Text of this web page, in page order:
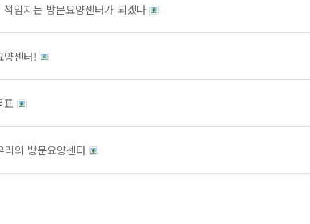
임지는 방문요양센터가 되겠다
양센터!
표
리의 방문요양센터